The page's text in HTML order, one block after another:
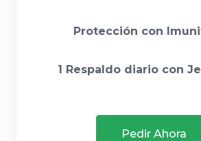
Protección con
1 Respaldo diario con
Pedir Ahora